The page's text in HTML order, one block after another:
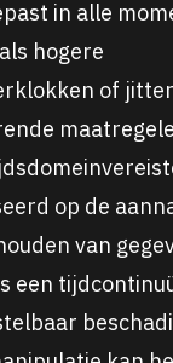
in alle
hogere
of
op de
van
een